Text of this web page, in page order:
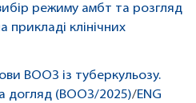
режиму амбт та розгляд
прикладі клінічних
ВООЗ із туберкульозу.
догляд (ВООЗ/2025)/ENG